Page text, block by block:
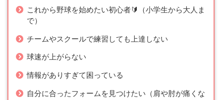
これから野球を始めたい初心者🔰（小学生から大人ま
で）
チームやスクールで練習しても上達しない
球速が上がらない
情報がありすぎて困っている
自分に合ったフォームを見つけたい（肩や肘が痛くな